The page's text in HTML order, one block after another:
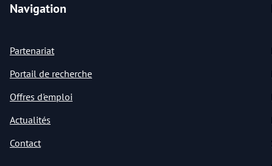
Navigation
Partenariat
Portail de recherche
Offres d'emploi
Actualités
Contact